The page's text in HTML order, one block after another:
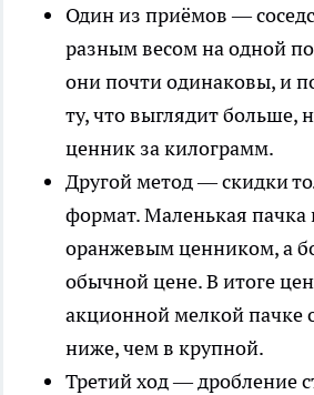
Один из приёмов —
разным весом на одной
они почти одинаковы, и
ту, что выглядит больше,
ценник за килограмм.
Другой метод — скидки
формат. Маленькая пачка
оранжевым ценником, а
обычной цене. В итоге
акционной мелкой пачке
ниже, чем в крупной.
Третий ход — дробление